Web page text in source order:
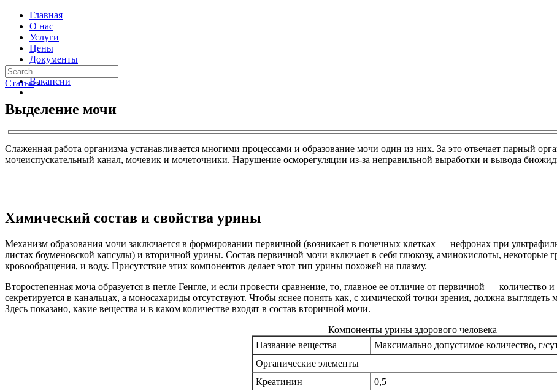
Главная
О нас
Услуги
Цены
Документы
Контакты
Вакансии
Статьи ›
Выделение мочи
Слаженная работа организма устанавливается многими процессами и образование мочи один из них. За это отвечает парный
мочеиспускательный канал, мочевик и мочеточники. Нарушение осморегуляции из-за неправильной выработки и вывода
Химический состав и свойства урины
Механизм образования мочи заключается в формировании первичной (возникает в почечных клетках — нефронах при
листах боуменовской капсулы) и вторичной урины. Состав первичной мочи включает в себя глюкозу, аминокислоты,
кровообращения, и воду. Присутствие этих компонентов делает этот тип урины похожей на плазму.
Второстепенная моча образуется в петле Генгле, и если провести сравнение, то, главное ее отличие от первичной — количество
секретируется в канальцах, а моносахариды отсутствуют. Чтобы яснее понять как, с химической точки зрения, должна
Здесь показано, какие вещества и в каком количестве входят в состав вторичной мочи.
Компоненты урины здорового человека
Название вещества
Максимально допустимое количество, г/
Органические элементы
Креатинин
0,5